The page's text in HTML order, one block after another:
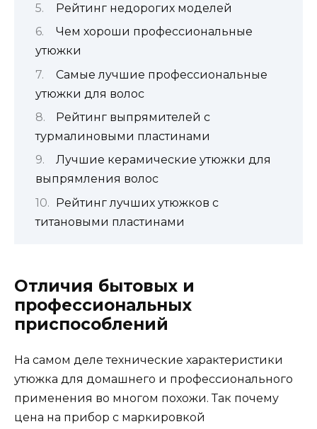
Рейтинг недорогих моделей
Чем хороши профессиональные
утюжки
Самые лучшие профессиональные
утюжки для волос
Рейтинг выпрямителей с
турмалиновыми пластинами
Лучшие керамические утюжки для
выпрямления волос
Рейтинг лучших утюжков с
титановыми пластинами
Отличия бытовых и
профессиональных
приспособлений
На самом деле технические характеристики
утюжка для домашнего и профессионального
применения во многом похожи. Так почему
цена на прибор с маркировкой